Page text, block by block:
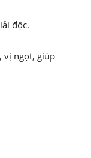
độc.
vị ngọt, giúp